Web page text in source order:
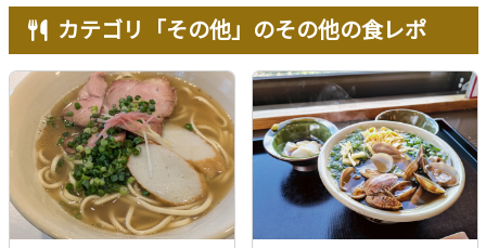
カテゴリ「その他」のその他の食レポ